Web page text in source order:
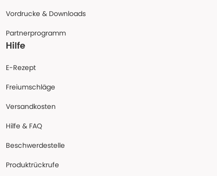
Vordrucke & Downloads
Partnerprogramm
Hilfe
E-Rezept
Freiumschläge
Versandkosten
Hilfe & FAQ
Beschwerdestelle
Produktrückrufe